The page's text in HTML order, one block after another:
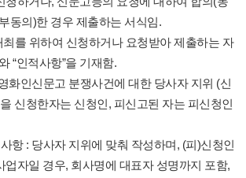
동의)한 경우 제출하는 서식임.
를 위하여 신청하거나 요청받아 제출하는 자
“인적사항”을 기재함.
화인신문고 분쟁사건에 대한 당사자 지위 (신
신청한자는 신청인, 피신고된 자는 피신청인
항 : 당사자 지위에 맞춰 작성하며, (피)신청인
업자일 경우, 회사명에 대표자 성명까지 포함,